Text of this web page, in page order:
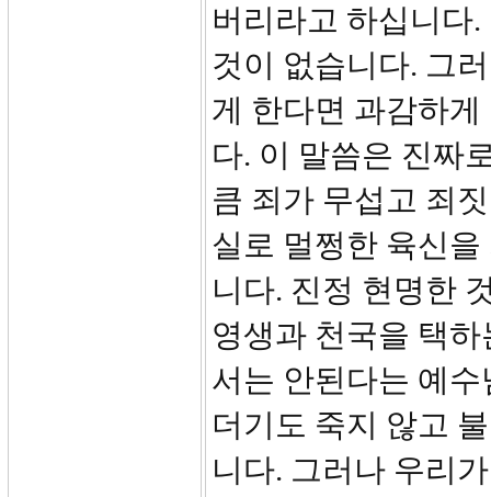
버리라고 하십니다
것이 없습니다. 그
게 한다면 과감하
다. 이 말씀은 진짜
큼 죄가 무섭고 죄
실로 멀쩡한 육신
니다. 진정 현명한
영생과 천국을 택
서는 안된다는 예
더기도 죽지 않고
니다. 그러나 우리